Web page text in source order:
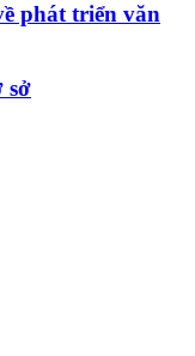
phát triển văn
sở